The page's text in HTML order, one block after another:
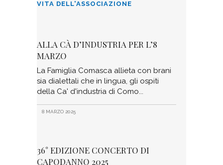
VITA DELL'ASSOCIAZIONE
ALLA CÀ D’INDUSTRIA PER L’8
MARZO
La Famiglia Comasca allieta con brani
sia dialettali che in lingua, gli ospiti
della Ca' d'industria di Como
8 MARZO 2025
36° EDIZIONE CONCERTO DI
CAPODANNO 2025